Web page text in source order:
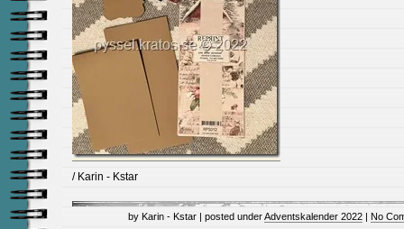
/ Karin - Kstar
by Karin - Kstar | posted underAdventskalender 2022 | No